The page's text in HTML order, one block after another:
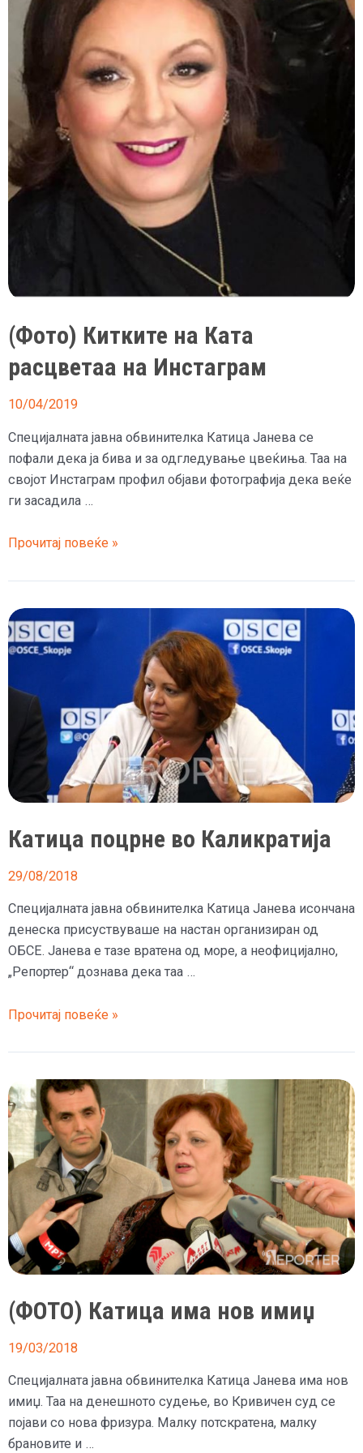
Сашо
Тасевски
пукна
одмор
(Фото) Китките на Ката
расцветаа на Инстаграм
10/04/2019
Специјалната јавна обвинителка Катица Јанева се
пофали дека ја бива и за одгледување цвеќиња. Таа на
својот Инстаграм профил објави фотографија дека веќе
ги засадила …
(Фото)
на
Ката
расцветаа
на
Прочитај повеќе »
Катица поцрне во Каликратија
29/08/2018
Специјалната јавна обвинителка Катица Јанева исончана
денеска присуствуваше на настан организиран од
ОБСЕ. Јанева е тазе вратена од море, а неофицијално,
„Репортер“ дознава дека таа …
Катица
во
Каликратија
Прочитај повеќе »
(ФОТО) Катица има нов имиџ
19/03/2018
Специјалната јавна обвинителка Катица Јанева има нов
имиџ. Таа на денешното судење, во Кривичен суд се
појави со нова фризура. Малку потскратена, малку
брановите и …